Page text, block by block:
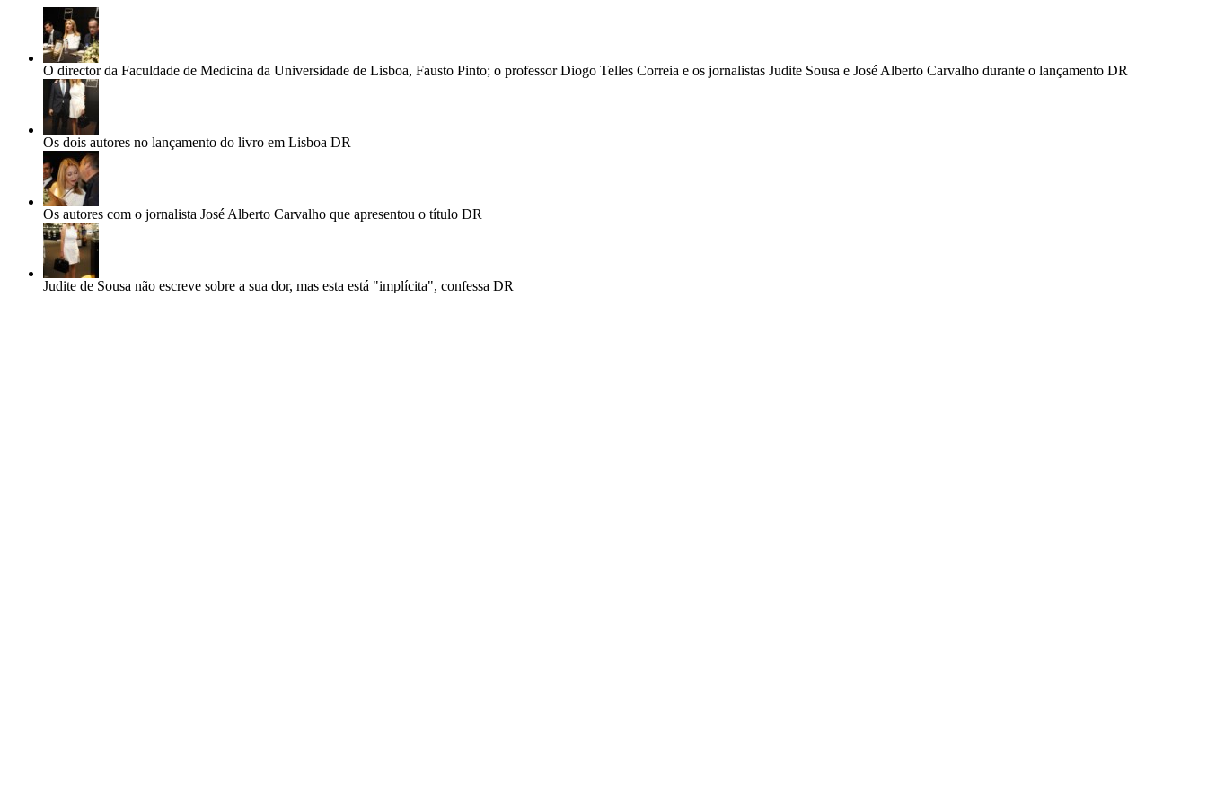
O director da Faculdade de Medicina da Universidade de Lisboa, Fausto Pinto; o professor Diogo Telles Correia e os jornalistas Judite Sousa e José Alberto Carvalho durante o lançamento DR
Os dois autores no lançamento do livro em Lisboa DR
Os autores com o jornalista José Alberto Carvalho que apresentou o título DR
Judite de Sousa não escreve sobre a sua dor, mas esta está "implícita", confessa DR